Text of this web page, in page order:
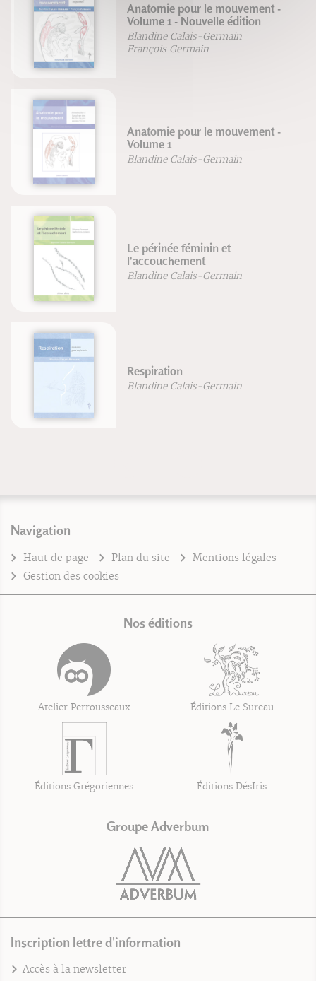
Anatomie pour le mouvement -
Volume 1 - Nouvelle édition
Blandine Calais-Germain
François Germain
Anatomie pour le mouvement -
Volume 1
Blandine Calais-Germain
Le périnée féminin et
l'accouchement
Blandine Calais-Germain
Respiration
Blandine Calais-Germain
Navigation
Haut de page Plan du site
Mentions légales
Gestion des cookies
Nos éditions
Atelier Perrousseaux Éditions Le Sureau
Éditions Grégoriennes Éditions DésIris
Groupe Adverbum
Inscription lettre d'information
Accès à la newsletter